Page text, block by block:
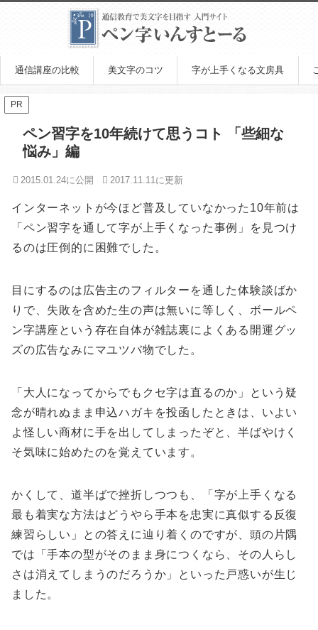
通信講座の比較 美文字のコツ 字が上手くなる文房具
PR
ペン習字を10年続けて思うコト 「些細な
悩み」編
2015.01.24 2017.11.11
インターネットが今ほど普及していなかった10年前は
「ペン習字を通して字が上手くなった事例」を見つけ
るのは圧倒的に困難でした。
目にするのは広告主のフィルターを通した体験談ばか
りで、失敗を含めた生の声は無いに等しく、ボールペ
ン字講座という存在自体が雑誌裏によくある開運グッ
ズの広告なみにマユツバ物でした。
「大人になってからでもクセ字は直るのか」という疑
念が晴れぬまま申込ハガキを投函したときは、いよい
よ怪しい商材に手を出してしまったぞと、半ばやけく
そ気味に始めたのを覚えています。
かくして、道半ばで挫折しつつも、「字が上手くなる
最も着実な方法はどうやら手本を忠実に真似する反復
練習らしい」との答えに辿り着くのですが、頭の片隅
では「手本の型がそのまま身につくなら、その人らし
さは消えてしまうのだろうか」といった戸惑いが生じ
ました。